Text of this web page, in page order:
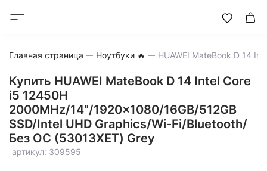
Главная страница Ноутбуки 🔥
Купить HUAWEI MateBook D 14 Intel Core
i5 12450H
2000MHz/14"/1920x1080/16GB/512GB
SSD/Intel UHD Graphics/Wi-Fi/Bluetooth/
Без ОС (53013XET) Grey
артикул: 309595